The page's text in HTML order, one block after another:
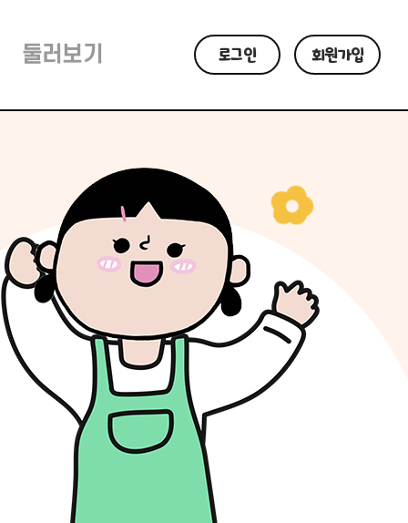
둘러보기 로그인 회원가입